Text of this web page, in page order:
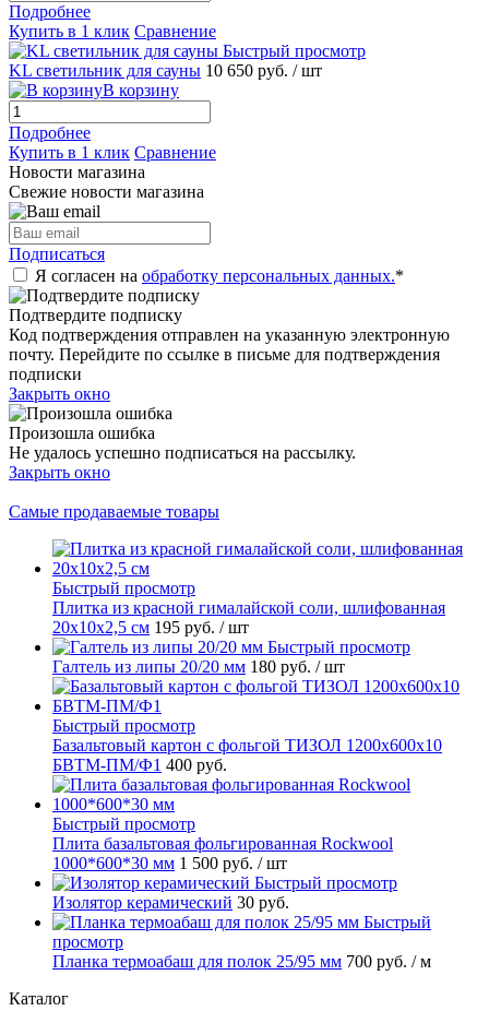
Подробнее
Купить в 1 клик Сравнение
Быстрый просмотр
KL светильник для сауны 10 650 руб. / шт
В корзину
Подробнее
Купить в 1 клик Сравнение
Новости магазина
Свежие новости магазина
Подписаться
Я согласен на обработку персональных данных.*
Подтвердите подписку
Код подтверждения отправлен на указанную электронную
почту. Перейдите по ссылке в письме для подтверждения
подписки
Закрыть окно
Произошла ошибка
Не удалось успешно подписаться на рассылку.
Закрыть окно
Самые продаваемые товары
Быстрый просмотр
Плитка из красной гималайской соли, шлифованная
20х10х2,5 см 195 руб. / шт
Быстрый просмотр
Галтель из липы 20/20 мм 180 руб. / шт
Быстрый просмотр
Базальтовый картон с фольгой ТИЗОЛ 1200х600х10
БВТМ-ПМ/Ф1 400 руб.
Быстрый просмотр
Плита базальтовая фольгированная Rockwool
1000*600*30 мм 1 500 руб. / шт
Быстрый просмотр
Изолятор керамический 30 руб.
Быстрый
просмотр
Планка термоабаш для полок 25/95 мм 700 руб. / м
Каталог